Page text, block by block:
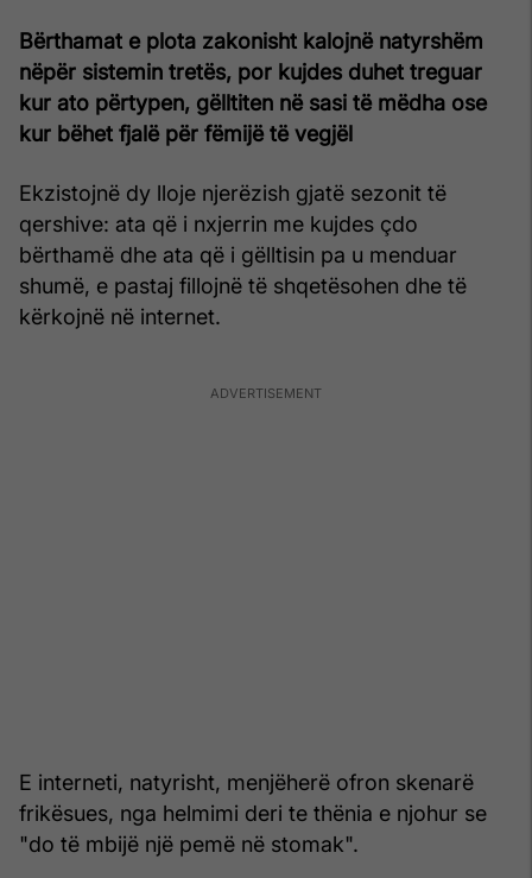
Bërthamat e plota zakonisht kalojnë natyrshëm
nëpër sistemin tretës, por kujdes duhet treguar
kur ato përtypen, gëlltiten në sasi të mëdha ose
kur bëhet fjalë për fëmijë të vegjël
Ekzistojnë dy lloje njerëzish gjatë sezonit të
qershive: ata që i nxjerrin me kujdes çdo
bërthamë dhe ata që i gëlltisin pa u menduar
shumë, e pastaj fillojnë të shqetësohen dhe të
kërkojnë në internet.
E interneti, natyrisht, menjëherë ofron skenarë
frikësues, nga helmimi deri te thënia e njohur se
"do të mbijë një pemë në stomak".